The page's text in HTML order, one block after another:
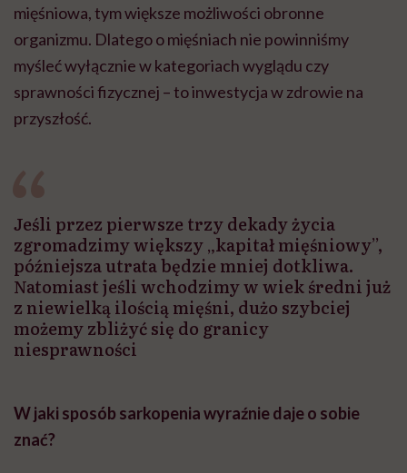
mięśniowa, tym większe możliwości obronne
organizmu. Dlatego o mięśniach nie powinniśmy
myśleć wyłącznie w kategoriach wyglądu czy
sprawności fizycznej – to inwestycja w zdrowie na
przyszłość.
Jeśli przez pierwsze trzy dekady życia
zgromadzimy większy „kapitał mięśniowy”,
późniejsza utrata będzie mniej dotkliwa.
Natomiast jeśli wchodzimy w wiek średni już
z niewielką ilością mięśni, dużo szybciej
możemy zbliżyć się do granicy
niesprawności
W jaki sposób sarkopenia wyraźnie daje o sobie
znać?